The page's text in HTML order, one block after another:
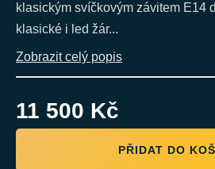
klasickým svíčkovým závitem E14
klasické i led žár...
Zobrazit celý popis
11 500 Kč
PŘIDAT DO